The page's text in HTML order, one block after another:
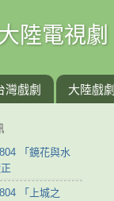
陸電視劇
灣戲劇 大陸戲劇
「鏡花與水
「上城之